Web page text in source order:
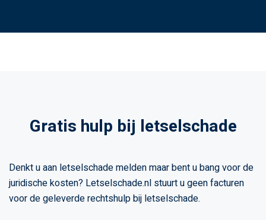
Gratis hulp bij letselschade
Denkt u aan letselschade melden maar bent u bang voor de
juridische kosten? Letselschade.nl stuurt u geen facturen
voor de geleverde rechtshulp bij letselschade.